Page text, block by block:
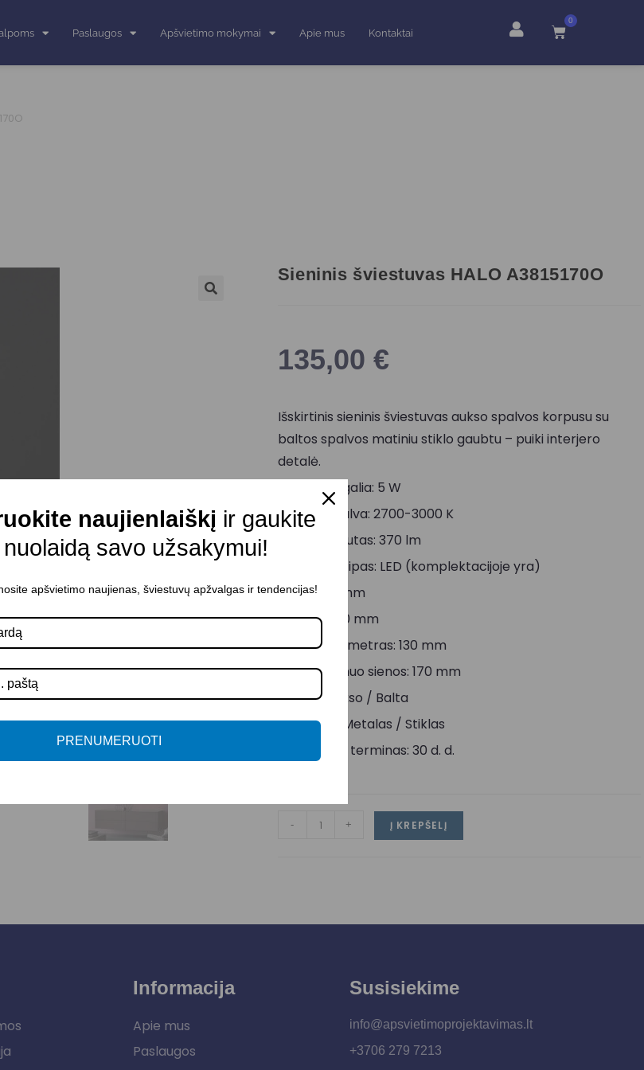
Paslaugos Apšvietimo mokymai Apie mus Kontaktai
0
Sieninis šviestuvas HALO A3815170O
135,00 €
Išskirtinis sieninis šviestuvas aukso spalvos korpusu su
baltos spalvos matiniu stiklo gaubtu – puiki interjero
detalė.
Maksimali galia: 5 W
Šviesos spalva: 2700-3000 K
Šviesos srautas: 370 lm
Lemputės tipas: LED (komplektacijoje yra)
Plotis: 160 mm
Aukštis: 250 mm
Gaubto diametras: 130 mm
Atstumas nuo sienos: 170 mm
Spalva: Aukso / Balta
Medžiaga: Metalas / Stiklas
Pristatymo terminas: 30 d. d.
- + Į KREPŠELĮ
Informacija
Apie mus
Paslaugos
Susisiekime
info@apsvietimoprojektavimas.lt
+3706 279 7213
naujienlaiškį ir gaukite
savo užsakymui!
apšvietimo naujienas, šviestuvų apžvalgas ir tendencijas!
PRENUMERUOTI